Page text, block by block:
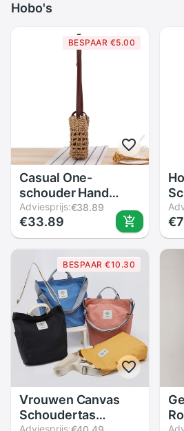
Hobo's
BESPAAR €5.00
Casual One-
schouder Hand
Geweven Bag
Hollow Halve Cirkel
Crossbody Stro
Vrouwelijke Tas
Diagonaal Strandtas
Adviesprijs:€38.89
€33.89
BESPAAR €10.30
Vrouwen Canvas
Schoudertas
Adviesprijs: